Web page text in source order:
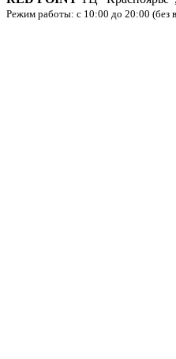
Режим работы: с 10:00 до 20:00 (без